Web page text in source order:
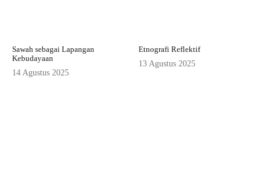
Sawah sebagai Lapangan
Kebudayaan
14 Agustus 2025
Etnografi Reflektif
13 Agustus 2025